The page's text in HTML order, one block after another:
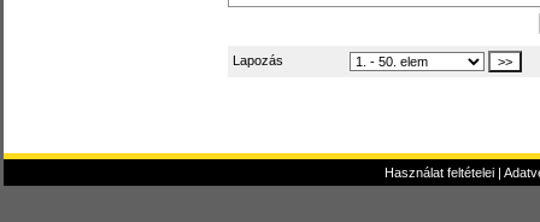
Lapozás
Használat feltételei|